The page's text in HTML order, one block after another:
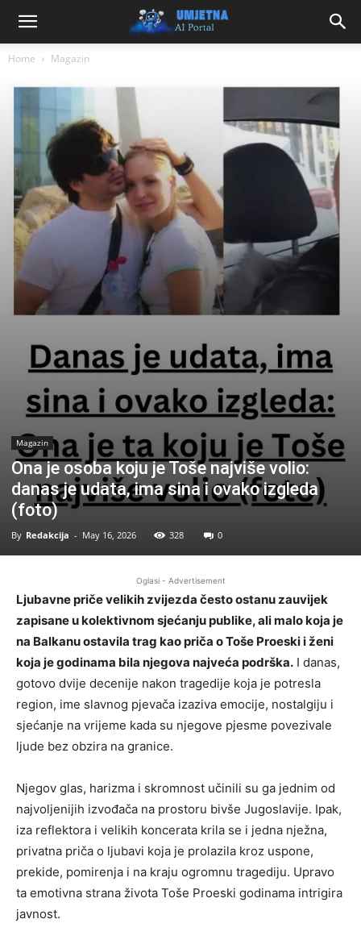
Home Magazin
Magazin
Ona je osoba koju je Toše najviše volio:
danas je udata, ima sina i ovako izgleda
(foto)
By Redakcija - May 16, 2026 328 0
Oglasi - Advertisement
Ljubavne priče velikih zvijezda često ostanu zauvijek
zapisane u kolektivnom sjećanju publike, ali malo koja je
na Balkanu ostavila trag kao priča oToše Proeskii ženi
koja je godinama bila njegova najveća podrška. I danas,
gotovo dvije decenije nakon tragedije koja je potresla
region, ime slavnog pjevača izaziva emocije, nostalgiju i
sjećanje na vrijeme kada su njegove pjesme povezivale
ljude bez obzira na granice.
Njegov glas, harizma i skromnost učinili su ga jednim od
najvoljenijih izvođača na prostoru bivše Jugoslavije. Ipak,
iza reflektora i velikih koncerata krila se i jedna nježna,
privatna priča o ljubavi koja je prolazila kroz uspone,
prekide, pomirenja i na kraju ogromnu tragediju. Upravo
ta emotivna strana života Toše Proeski godinama intrigira
javnost.